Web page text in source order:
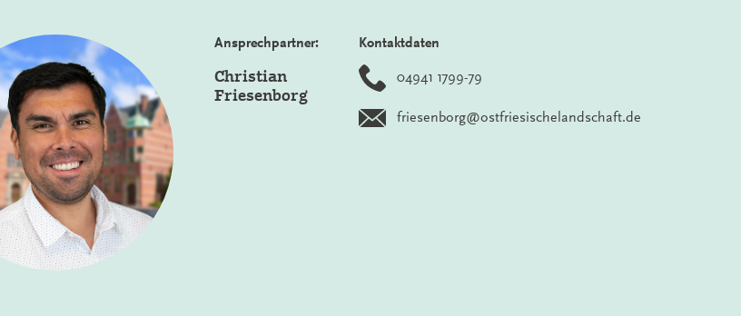
Ansprechpartner:
Christian
Friesenborg
Kontaktdaten
04941 1799-79
friesenborg@ostfriesischelandschaft.de